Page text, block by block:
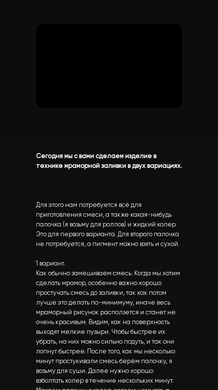
Для этого нам потребуется всё для
приготовления смеси, а также какая-нибудь
палочка (я возьму для роллов) и жидкий колер.
Это для первого варианта. Для второго палочка
не потребуется, а пигмент можно взять и сухой.
1 вариант.
Как обычно замешиваем смесь. Когда мы хотим
сделать мрамор, особенно важно хорошо
простучать смесь до заливки, так как потом
лучше это делать по-минимуму, иначе весь
мраморный рисунок расползется и станет не
очень красивым. Видим, как на поверхность
выходят мелкие пузыри. Чтобы быстрее их
убрать, на них можно сильно подуть, и так они
лопнут быстрее. После того, как мы несколько
минут простукивали смесь берём палочку, я
возьму для суши. Далее нужно хорошо
взболтать колер в течение нескольких минут.
Сегодня мы с вами сделаем изделие в
технике мраморной заливки в двух вариациях.